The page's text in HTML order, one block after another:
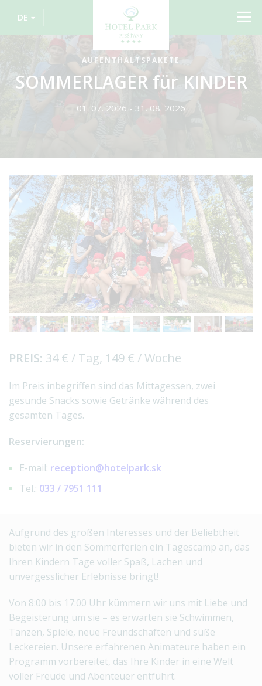
DE
AUFENTHALTSPAKETE
SOMMERLAGER für KINDER
01. 07. 2026 - 31. 08. 2026
Aufgrund des großen Interesses und der Beliebtheit
bieten wir in den Sommerferien ein Tagescamp an, das
Ihren Kindern Tage voller Spaß, Lachen und
unvergesslicher Erlebnisse bringt!
Von 8:00 bis 17:00 Uhr kümmern wir uns mit Liebe und
Begeisterung um sie – es erwarten sie Schwimmen,
Tanzen, Spiele, neue Freundschaften und süße
Leckereien. Unsere erfahrenen Animateure haben ein
Programm vorbereitet, das Ihre Kinder in eine Welt
voller Freude und Abenteuer entführt.
PREIS: 34 € / Tag, 149 € / Woche
Im Preis inbegriffen sind das Mittagessen, zwei
gesunde Snacks sowie Getränke während des
gesamten Tages.
Reservierungen:
E-mail: reception@hotelpark.sk
Tel.: 033 / 7951 111